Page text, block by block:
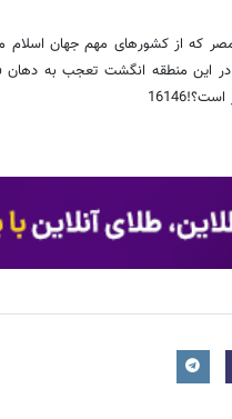
که از کشورهای مهم جهان
این منطقه انگشت تعجب به دهان